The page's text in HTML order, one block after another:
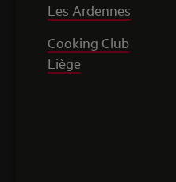
Les Ardennes
Cooking Club
Liège